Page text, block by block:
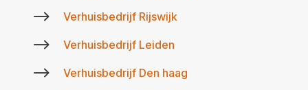
$ Verhuisbedrijf Rijswijk
$ Verhuisbedrijf Leiden
$ Verhuisbedrijf Den haag